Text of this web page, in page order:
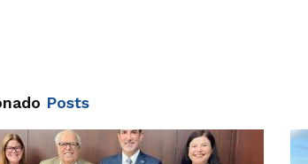
Posts